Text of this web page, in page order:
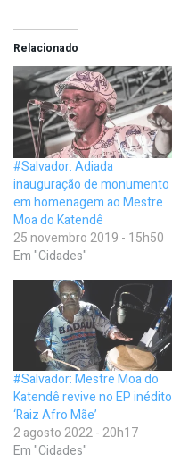
Relacionado
#Salvador: Adiada
inauguração de monumento
em homenagem ao Mestre
Moa do Katendê
25 novembro 2019 - 15h50
Em "Cidades"
#Salvador: Mestre Moa do
Katendê revive no EP inédito
‘Raiz Afro Mãe’
2 agosto 2022 - 20h17
Em "Cidades"